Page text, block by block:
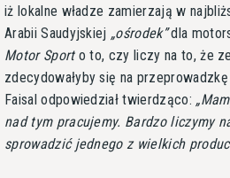
iż lokalne władze zamierzają w
Arabii Saudyjskiej
ośrodek dla
Motor Sporto to, czy liczy na to, że
zdecydowałyby się na
Faisal odpowiedział twierdząco:
nad tym pracujemy. Bardzo liczymy
sprowadzić jednego z wielkich